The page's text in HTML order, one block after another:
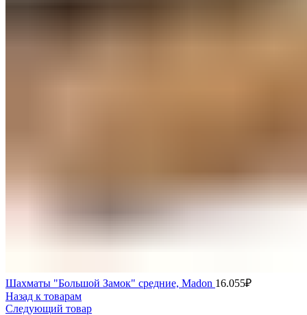
Шахматы "Большой Замок" средние, Madon 16.055₽
Назад к товарам
Следующий товар